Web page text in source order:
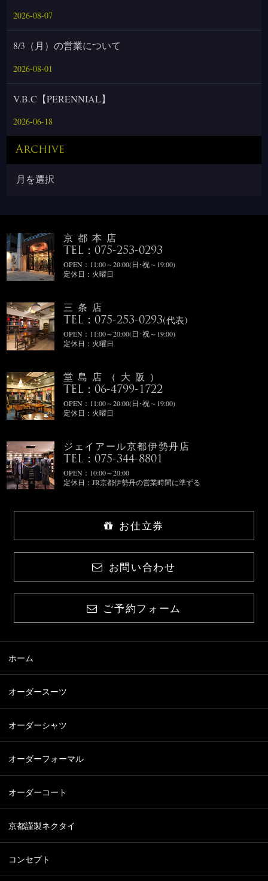
2026-08-07
8/3（月）の営業について
2026-08-01
V.B.C【PERENNIAL】
2026-06-18
Archive
京都本店
TEL：075-253-0293
OPEN：11:00～20:00(日･祝～19:00)
定休日：火曜日
三条店
TEL：075-253-0293(代表)
OPEN：11:00～20:00(日･祝～19:00)
定休日：火曜日
堂島店（大阪）
TEL：06-4799-1722
OPEN：11:00～20:00(日･祝～19:00)
定休日：火曜日
ジェイアール京都伊勢丹店
TEL：075-344-8801
OPEN：10:00～20:00
定休日：JR京都伊勢丹の営業時間に準ずる
お仕立券
お問い合わせ
ご予約フォーム
ホーム
オーダースーツ
オーダーシャツ
オーダーフォーマル
オーダーコート
京都謹製ネクタイ
コンセプト